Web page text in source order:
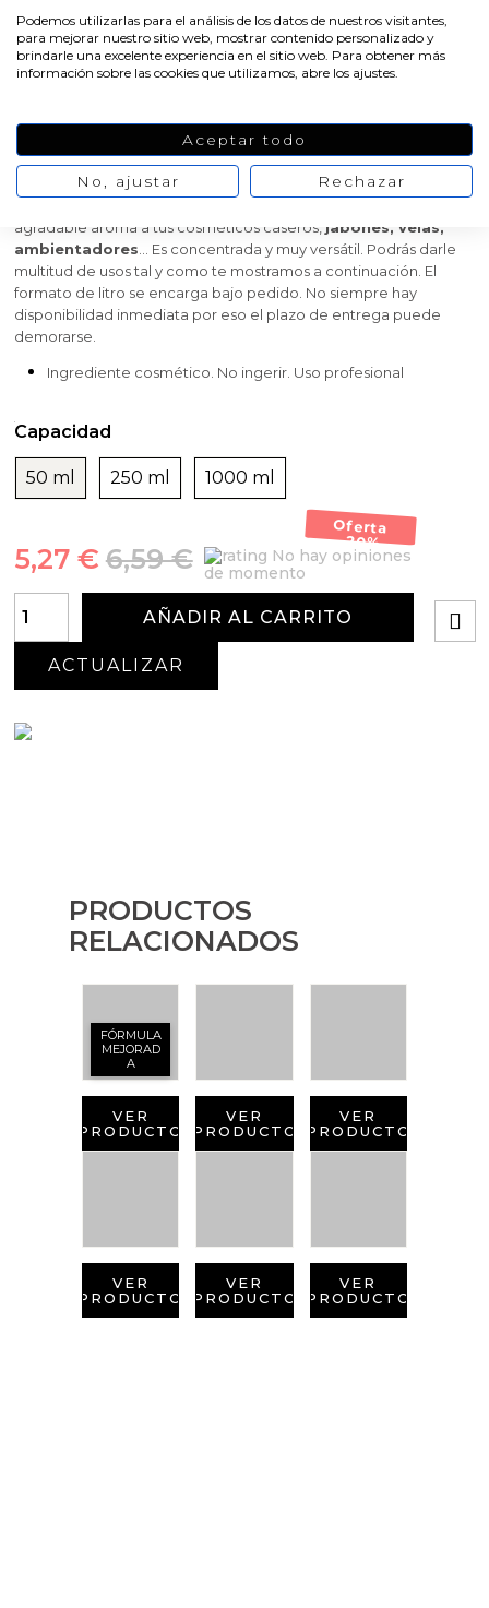
Una combinación única de notas cítricas, especiadas y dulces, así
es laesencia aromática Ginger fresh que puedes comprar
cálidas de canela y almendras. ¡Una combinación perfecta! Esta
esencia es ideal para aromatizar las formulaciones cosméticas
que hagas en casa. Con ella podrás hacer
perfumes caseros
agradable aroma a tus cosméticos caseros, jabones, velas,
ambientadores ... Es concentrada y muy versátil. Podrás darle
multitud de usos tal y como te mostramos a continuación. El
formato de litro se encarga bajo pedido. No siempre hay
disponibilidad inmediata por eso el plazo de entrega puede
demorarse.
Ingrediente cosmético. No ingerir. Uso profesional
Capacidad
50 ml 250 ml 1000 ml
Oferta
-20%
6,59 €
5,27 €
No hay opiniones
de momento
AÑADIR AL CARRITO
PRODUCTOS
RELACIONADOS
FÓRMULA
MEJORAD
A
VER
PRODUCTO
VER
PRODUCTO
VER
PRODUCTO
VER
PRODUCTO
VER
PRODUCTO
VER
PRODUCTO
Podemos utilizarlas para el análisis de los datos de nuestros visitantes,
para mejorar nuestro sitio web, mostrar contenido personalizado y
brindarle una excelente experiencia en el sitio web. Para obtener más
información sobre las cookies que utilizamos, abre los ajustes.
Aceptar todo
No, ajustar Rechazar